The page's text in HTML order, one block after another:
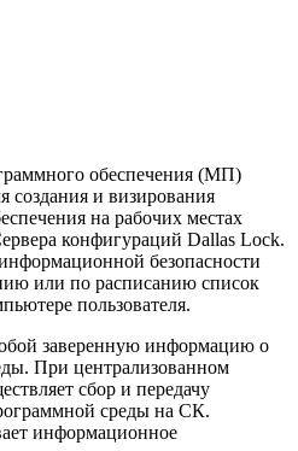
обеспечения (МП)
создания и визирования
на рабочих местах
конфигураций Dallas Lock.
безопасности
или по расписанию список
пользователя.
заверенную информацию о
При централизованном
сбор и передачу
среды на СК.
информационное